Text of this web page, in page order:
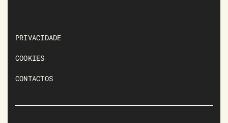
PRIVACIDADE
COOKIES
CONTACTOS